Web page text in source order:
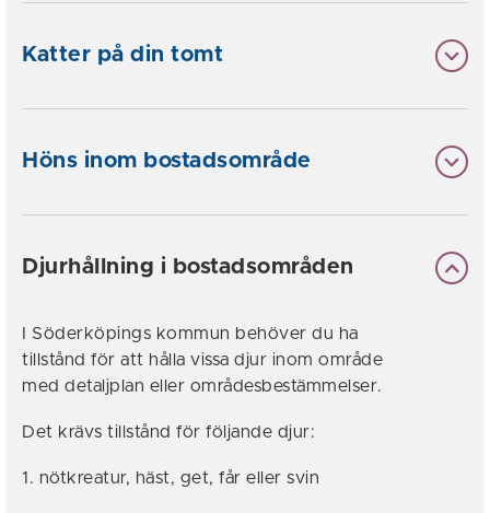
Katter på din tomt
Höns inom bostadsområde
Djurhållning i bostadsområden
I Söderköpings kommun behöver du ha
tillstånd för att hålla vissa djur inom område
med detaljplan eller områdesbestämmelser.
Det krävs tillstånd för följande djur:
1. nötkreatur, häst, get, får eller svin